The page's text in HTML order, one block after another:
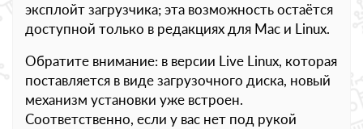
эксплойт загрузчика; эта возможность остаётся
доступной только в редакциях для Mac и Linux.
Обратите внимание: в версии Live Linux, которая
поставляется в виде загрузочного диска, новый
механизм установки уже встроен.
Соответственно, если у вас нет под рукой